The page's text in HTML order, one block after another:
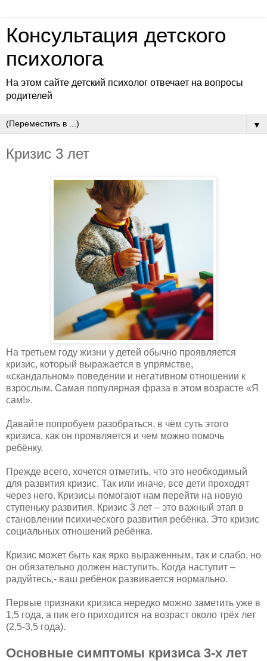
Консультация детского
психолога
На этом сайте детский психолог отвечает на вопросы
родителей
▼
Кризис 3 лет
На третьем году жизни у детей обычно проявляется
кризис, который выражается в упрямстве,
«скандальном» поведении и негативном отношении к
взрослым. Самая популярная фраза в этом возрасте «Я
сам!».
Давайте попробуем разобраться, в чём суть этого
кризиса, как он проявляется и чем можно помочь
ребёнку.
Прежде всего, хочется отметить, что это необходимый
для развития кризис. Так или иначе, все дети проходят
через него. Кризисы помогают нам перейти на новую
ступеньку развития. Кризис 3 лет – это важный этап в
становлении психического развития ребёнка. Это кризис
социальных отношений ребёнка.
Кризис может быть как ярко выраженным, так и слабо, но
он обязательно должен наступить. Когда наступит –
радуйтесь,- ваш ребёнок развивается нормально.
Первые признаки кризиса нередко можно заметить уже в
1,5 года, а пик его приходится на возраст около трёх лет
(2,5-3,5 года).
Основные симптомы кризиса 3-х лет